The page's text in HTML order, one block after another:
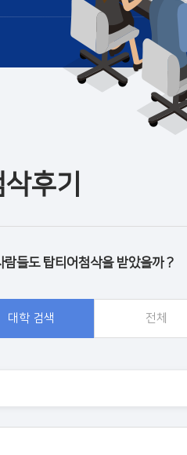
후기
람들도 탑티어첨삭을 받았을까 ?
대학 검색 전체